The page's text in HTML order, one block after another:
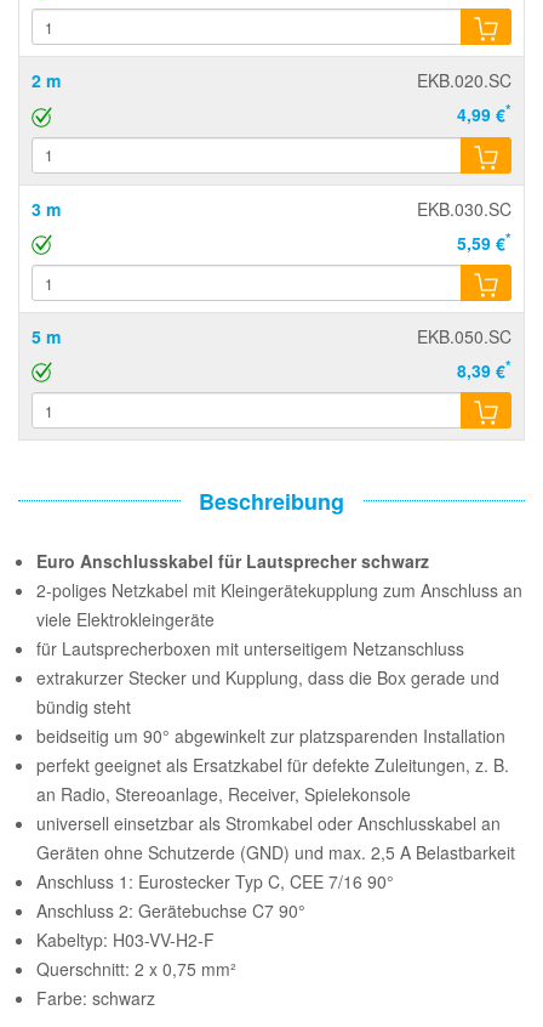
2 m
EKB.020.SC
4,99 €*
3 m
EKB.030.SC
5,59 €*
5 m
EKB.050.SC
8,39 €*
Beschreibung
Euro Anschlusskabel für Lautsprecher schwarz
2-poliges Netzkabel mit Kleingerätekupplung zum Anschluss an
viele Elektrokleingeräte
für Lautsprecherboxen mit unterseitigem Netzanschluss
extrakurzer Stecker und Kupplung, dass die Box gerade und
bündig steht
beidseitig um 90° abgewinkelt zur platzsparenden Installation
perfekt geeignet als Ersatzkabel für defekte Zuleitungen, z. B.
an Radio, Stereoanlage, Receiver, Spielekonsole
universell einsetzbar als Stromkabel oder Anschlusskabel an
Geräten ohne Schutzerde (GND) und max. 2,5 A Belastbarkeit
Anschluss 1: Eurostecker Typ C, CEE 7/16 90°
Anschluss 2: Gerätebuchse C7 90°
Kabeltyp: H03-VV-H2-F
Querschnitt: 2 x 0,75 mm²
Farbe: schwarz